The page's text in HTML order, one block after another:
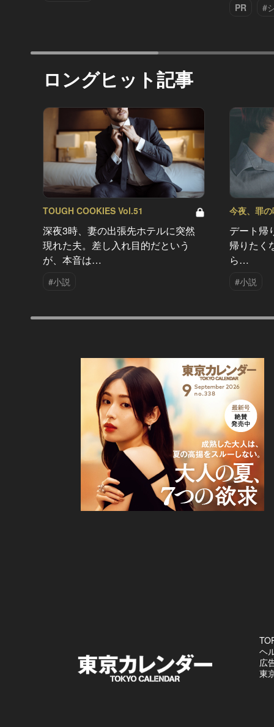
PR #
ロングヒット記事
TOUGH COOKIES Vol.51
深夜3時、妻の出張先ホテルに突然
現れた夫。差し入れ目的だという
が、本音は…
#小説
今夜、罪
デート帰
帰りたく
ら…
#小説
ヘ
広
東